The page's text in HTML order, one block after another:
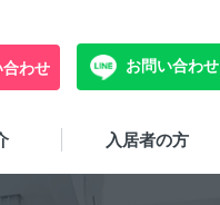
わせ お問い合わせ
入居者の方